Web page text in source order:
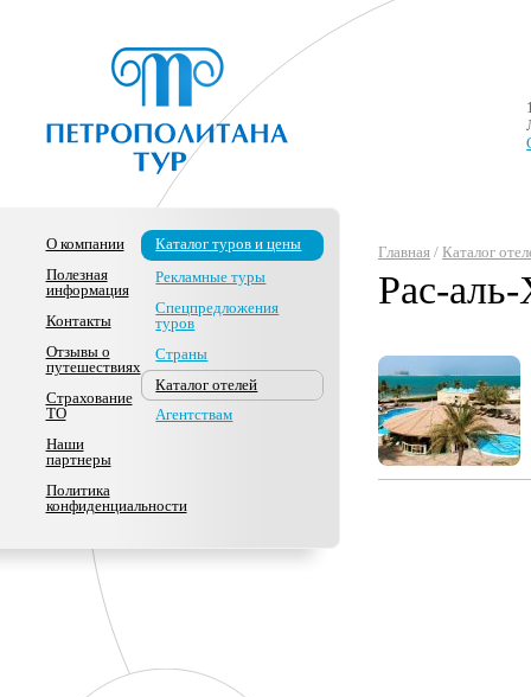
О компании
Полезная
информация
Контакты
Отзывы о
путешествиях
Страхование
ТО
Наши
партнеры
Политика
конфиденциальности
Каталог туров и цены
Рекламные туры
Спецпредложения
туров
Страны
Каталог отелей
Агентствам
Главная /Каталог
Рас-